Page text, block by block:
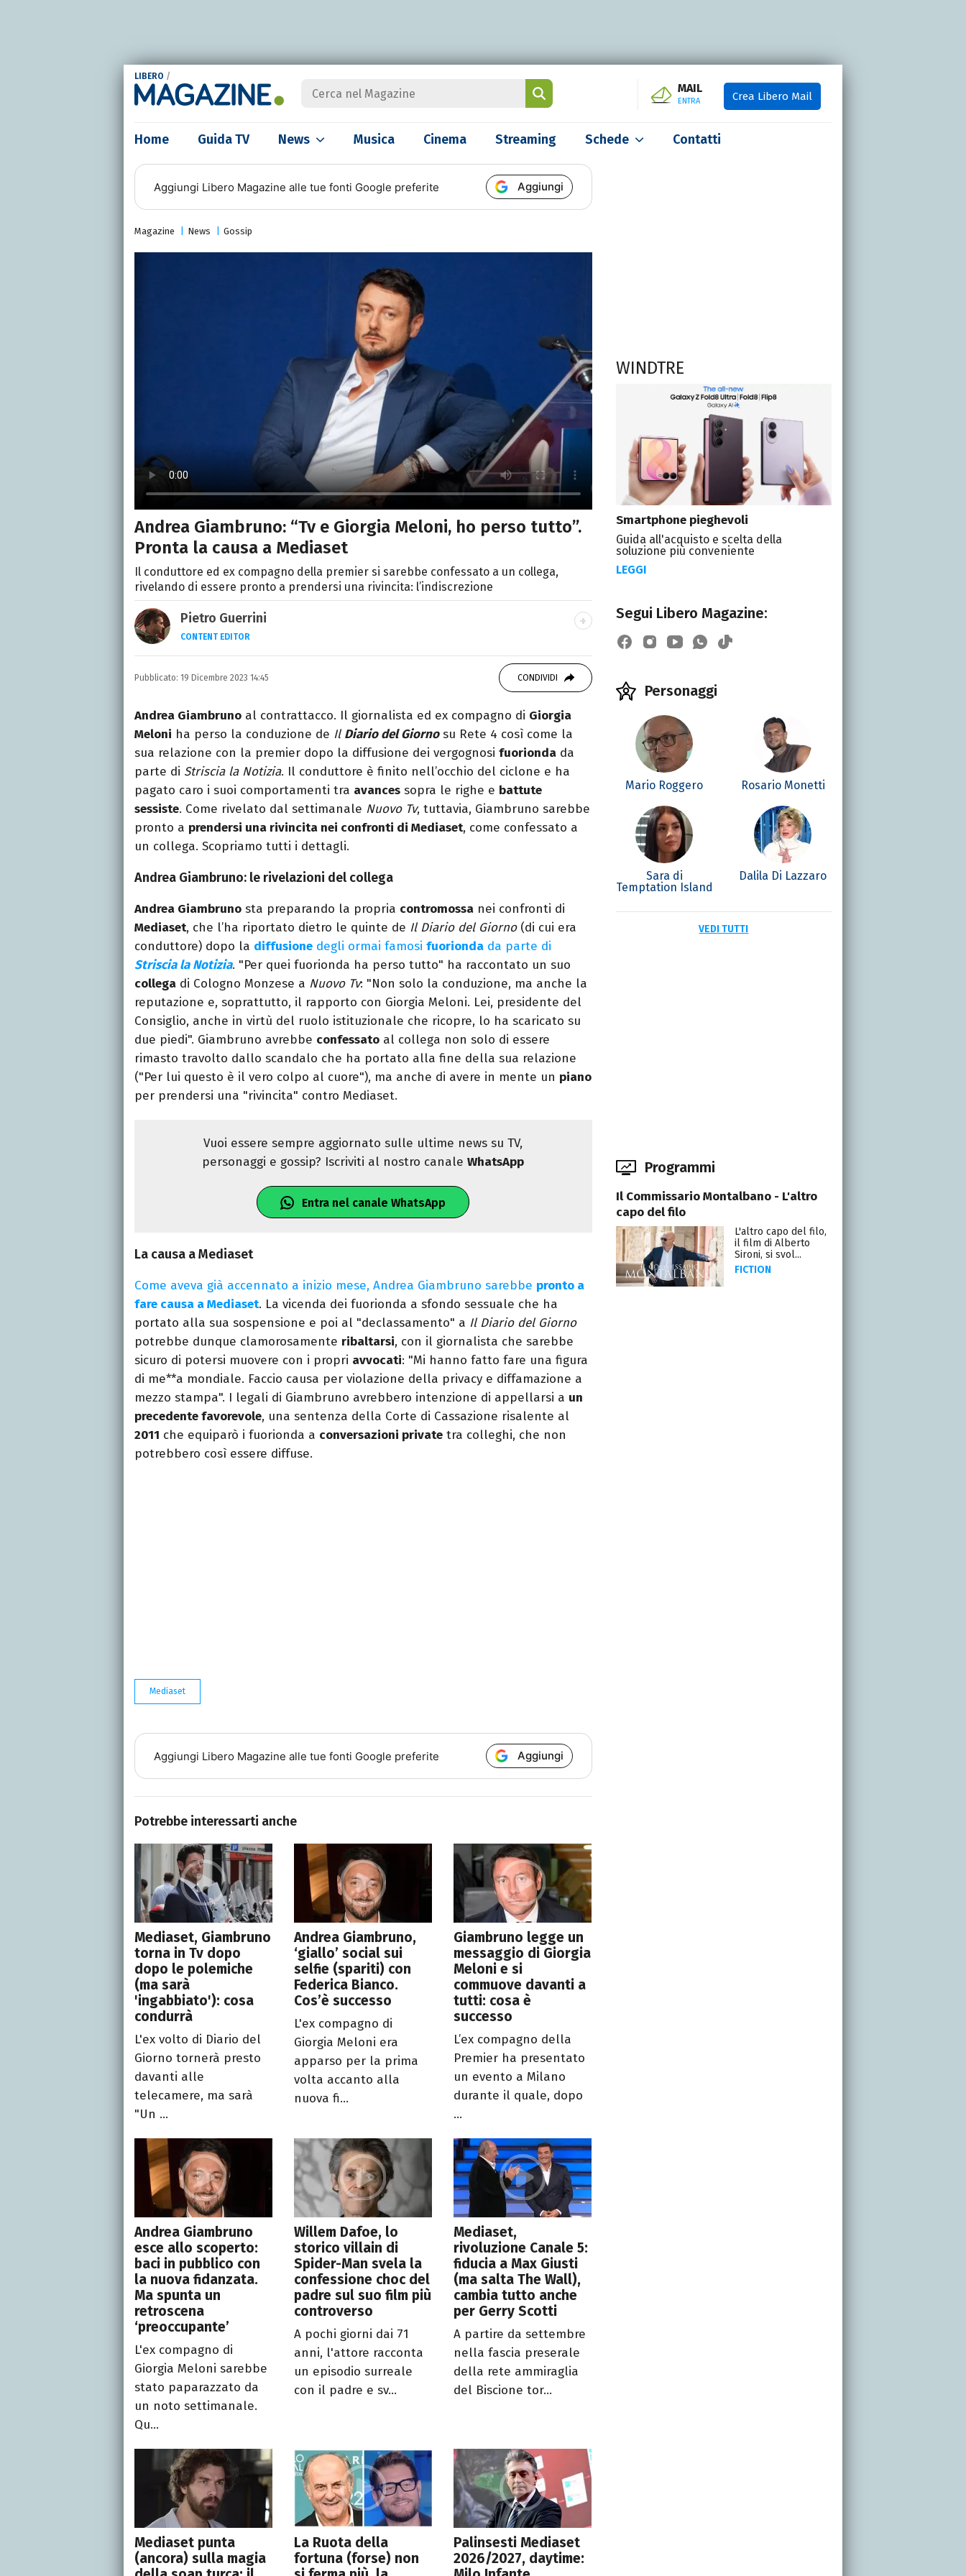
LIBERO /
MAIL
ENTRA Crea Libero Mail
Home Guida TV News Musica Cinema Streaming Schede Contatti
Aggiungi Libero Magazine alle tue fonti Google preferite Aggiungi
Magazine News Gossip
Andrea Giambruno: “Tv e Giorgia Meloni, ho perso tutto”.
Pronta la causa a Mediaset
Il conduttore ed ex compagno della premier si sarebbe confessato a un collega,
rivelando di essere pronto a prendersi una rivincita: l’indiscrezione
Pietro Guerrini
CONTENT EDITOR
Laurea in Lettere, smania di viaggi e passione per i cartoni (della pizza
e della Pixar).
Pubblicato: 19 Dicembre 2023 14:45 CONDIVIDI
Andrea Giambruno al contrattacco. Il giornalista ed ex compagno di Giorgia
Meloni ha perso la conduzione de IlDiario del Giornosu Rete 4 così come la
sua relazione con la premier dopo la diffusione dei vergognosi fuorionda da
parte di Striscia la Notizia. Il conduttore è finito nell’occhio del ciclone e ha
pagato caro i suoi comportamenti tra avances sopra le righe e battute
sessiste. Come rivelato dal settimanale Nuovo Tv, tuttavia, Giambruno sarebbe
pronto a prendersi una rivincita nei confronti di Mediaset, come confessato a
un collega. Scopriamo tutti i dettagli.
Andrea Giambruno: le rivelazioni del collega
Andrea Giambruno sta preparando la propria contromossa nei confronti di
Mediaset, che l’ha riportato dietro le quinte de Il Diario del Giorno(di cui era
conduttore) dopo la diffusione degli ormai famosi fuorionda da parte di
Striscia la Notizia. "Per quei fuorionda ha perso tutto" ha raccontato un suo
collega di Cologno Monzese a Nuovo Tv: "Non solo la conduzione, ma anche la
reputazione e, soprattutto, il rapporto con Giorgia Meloni. Lei, presidente del
Consiglio, anche in virtù del ruolo istituzionale che ricopre, lo ha scaricato su
due piedi". Giambruno avrebbe confessato al collega non solo di essere
rimasto travolto dallo scandalo che ha portato alla fine della sua relazione
("Per lui questo è il vero colpo al cuore"), ma anche di avere in mente un piano
per prendersi una "rivincita" contro Mediaset.
Vuoi essere sempre aggiornato sulle ultime news su TV,
personaggi e gossip? Iscriviti al nostro canaleWhatsApp
Entra nel canale WhatsApp
La causa a Mediaset
Come aveva già accennato a inizio mese, Andrea Giambruno sarebbe pronto a
fare causa a Mediaset. La vicenda dei fuorionda a sfondo sessuale che ha
portato alla sua sospensione e poi al "declassamento" a Il Diario del Giorno
potrebbe dunque clamorosamente ribaltarsi, con il giornalista che sarebbe
sicuro di potersi muovere con i propri avvocati: "Mi hanno fatto fare una figura
di me**a mondiale. Faccio causa per violazione della privacy e diffamazione a
mezzo stampa". I legali di Giambruno avrebbero intenzione di appellarsi a un
precedente favorevole, una sentenza della Corte di Cassazione risalente al
2011 che equiparò i fuorionda a conversazioni private tra colleghi, che non
potrebbero così essere diffuse.
Mediaset
Aggiungi Libero Magazine alle tue fonti Google preferite Aggiungi
Potrebbe interessarti anche
Mediaset, Giambruno
torna in Tv dopo
dopo le polemiche
(ma sarà
'ingabbiato'): cosa
condurrà
L'ex volto di Diario del
Giorno tornerà presto
davanti alle
telecamere, ma sarà
"Un ...
Andrea Giambruno,
‘giallo’ social sui
selfie (spariti) con
Federica Bianco.
Cos’è successo
L'ex compagno di
Giorgia Meloni era
apparso per la prima
volta accanto alla
nuova fi...
Giambruno legge un
messaggio di Giorgia
Meloni e si
commuove davanti a
tutti: cosa è
successo
L’ex compagno della
Premier ha presentato
un evento a Milano
durante il quale, dopo
...
Andrea Giambruno
esce allo scoperto:
baci in pubblico con
la nuova fidanzata.
Ma spunta un
retroscena
‘preoccupante’
L'ex compagno di
Giorgia Meloni sarebbe
stato paparazzato da
un noto settimanale.
Qu...
Willem Dafoe, lo
storico villain di
Spider-Man svela la
confessione choc del
padre sul suo film più
controverso
A pochi giorni dai 71
anni, l'attore racconta
un episodio surreale
con il padre e sv...
Mediaset,
rivoluzione Canale 5:
fiducia a Max Giusti
(ma salta The Wall),
cambia tutto anche
per Gerry Scotti
A partire da settembre
nella fascia preserale
della rete ammiraglia
del Biscione tor...
Mediaset punta
(ancora) sulla magia
La Ruota della
fortuna (forse) non
Palinsesti Mediaset
2026/2027, daytime:
WINDTRE
Smartphone pieghevoli
Guida all'acquisto e scelta della
soluzione più conveniente
LEGGI
Segui Libero Magazine:
Personaggi
Mario Roggero Rosario Monetti
Sara di
Temptation Island
Dalila Di Lazzaro
VEDI TUTTI
Programmi
Il Commissario Montalbano - L'altro
capo del filo
L'altro capo del filo,
il film di Alberto
Sironi, si svol...
FICTION